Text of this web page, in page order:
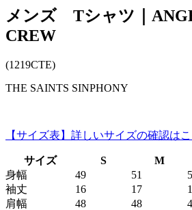
メンズ Tシャツ｜
CREW
(1219CTE)
THE SAINTS SINPHONY
【サイズ表】詳しいサイズの確認は
サイズ S M
身幅
49 51
袖丈
16 17
肩幅
48 48